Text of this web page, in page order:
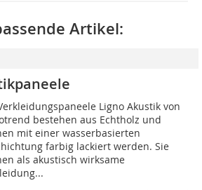
Artikel:
Ligno Akustik von
bestehen aus Echtholz und
mit einer wasserbasierten
farbig lackiert werden. Sie
als akustisch wirksame